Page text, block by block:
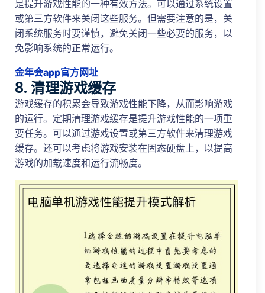
是提升游戏性能的一种有效方法。可以通过系统设置
或第三方软件来关闭这些服务。但需要注意的是，关
闭系统服务时要谨慎，避免关闭一些必要的服务，以
免影响系统的正常运行。
金年会app官方网址
8. 清理游戏缓存
游戏缓存的积累会导致游戏性能下降，从而影响游戏
的运行。定期清理游戏缓存是提升游戏性能的一项重
要任务。可以通过游戏设置或第三方软件来清理游戏
缓存。还可以考虑将游戏安装在固态硬盘上，以提高
游戏的加载速度和运行流畅度。